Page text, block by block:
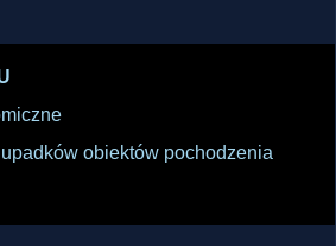
obiektów pochodzenia